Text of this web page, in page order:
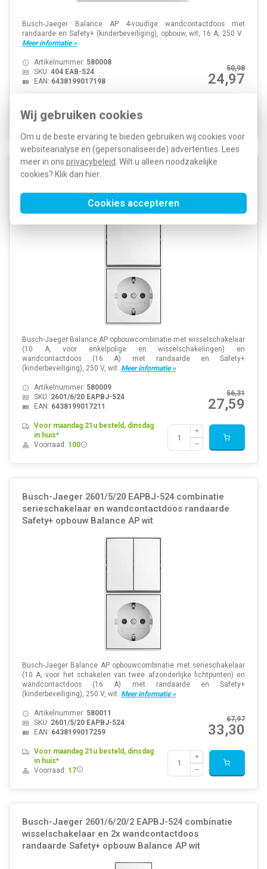
Wij gebruiken cookies
Om u de beste ervaring te bieden gebruiken wij cookies voor
websiteanalyse en (gepersonaliseerde) advertenties. Lees
meer in ons privacybeleid. Wilt u alleen noodzakelijke
cookies? Klik dan hier.
Cookies accepteren
Busch-Jaeger Balance AP 4-voudige wandcontactdoos met
randaarde en Safety+ (kinderbeveiliging), opbouw, wit, 16 A, 250 V.
Meer informatie »
50,98
24,97
Artikelnummer: 580008
SKU: 404 EAB-524
EAN: 6438199017198
in huis*
Voorraad:38
Busch-Jaeger 2601/6/20 EAPBJ-524 combinatie
Safety+ opbouw Balance AP wit
Busch-Jaeger Balance AP opbouwcombinatie met wisselschakelaar
(10 A, voor enkelpolige en wisselschakelingen) en
wandcontactdoos (16 A) met randaarde en Safety+
(kinderbeveiliging), 250 V, wit. Meer informatie »
56,31
27,59
Artikelnummer: 580009
SKU: 2601/6/20 EAPBJ-524
EAN: 6438199017211
Voor maandag 21u besteld, dinsdag
in huis*
Voorraad: 100
Busch-Jaeger 2601/5/20 EAPBJ-524 combinatie
serieschakelaar en wandcontactdoos randaarde
Safety+ opbouw Balance AP wit
Busch-Jaeger Balance AP opbouwcombinatie met serieschakelaar
(10 A, voor het schakelen van twee afzonderlijke lichtpunten) en
wandcontactdoos (16 A) met randaarde en Safety+
(kinderbeveiliging), 250 V, wit. Meer informatie »
67,97
33,30
Artikelnummer: 580011
SKU: 2601/5/20 EAPBJ-524
EAN: 6438199017259
Voor maandag 21u besteld, dinsdag
in huis*
Voorraad: 17
Busch-Jaeger 2601/6/20/2 EAPBJ-524 combinatie
wisselschakelaar en 2x wandcontactdoos
randaarde Safety+ opbouw Balance AP wit